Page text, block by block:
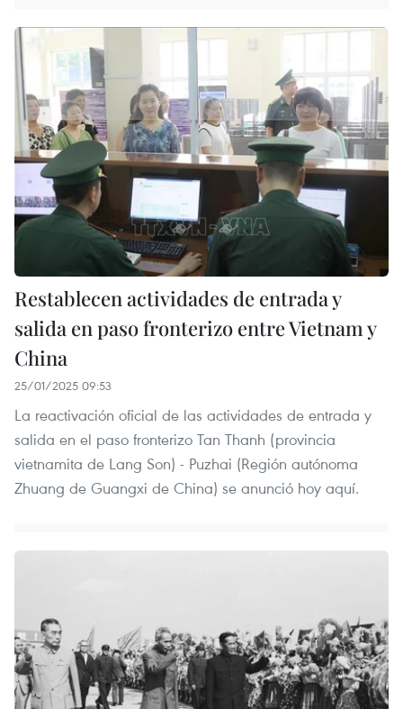
Restablecen actividades de entrada y
salida en paso fronterizo entre Vietnam y
China
25/01/2025 09:53
La reactivación oficial de las actividades de entrada y
salida en el paso fronterizo Tan Thanh (provincia
vietnamita de Lang Son) - Puzhai (Región autónoma
Zhuang de Guangxi de China) se anunció hoy aquí.